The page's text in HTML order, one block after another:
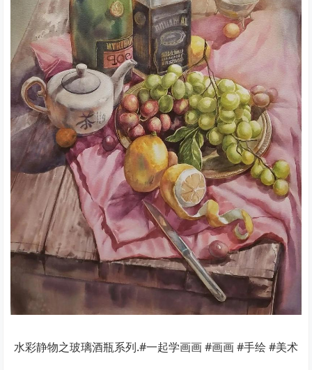
水彩静物之玻璃酒瓶系列.#一起学画画 #画画 #手绘 #美术